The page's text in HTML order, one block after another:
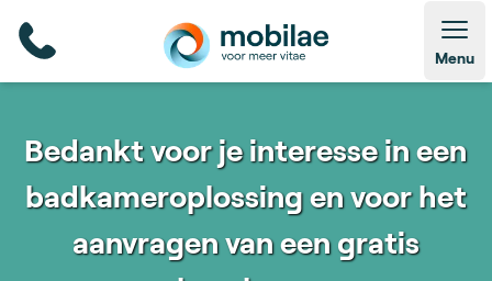
Menu
Bedankt voor je interesse in een
badkameroplossing en voor het
aanvragen van een gratis